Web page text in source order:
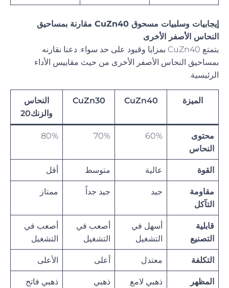
إيجابيات وسلبيات مسحوق CuZn40 مقارنة بمساحيق
النحاس الأصفر الأخرى
يتمتع CuZn40 بمزايا وقيود على حد سواء. دعنا نقارنه
بمساحيق النحاس الأصفر الأخرى من حيث مقاييس الأداء
الرئيسية.
الميزة CuZn40
CuZn30
النحاس
والزنك20
محتوى
النحاس
60%
70%
80%
القوة عالية متوسط أقل
مقاومة
التآكل
جيد جيد جداً ممتاز
قابلية
التصنيع
أسهل في
التشغيل
أصعب في
التشغيل
أصعب في
التشغيل
التكلفة معتدل أعلى الأعلى
المظهر ذهبي لامع ذهبي ذهبي فاتح